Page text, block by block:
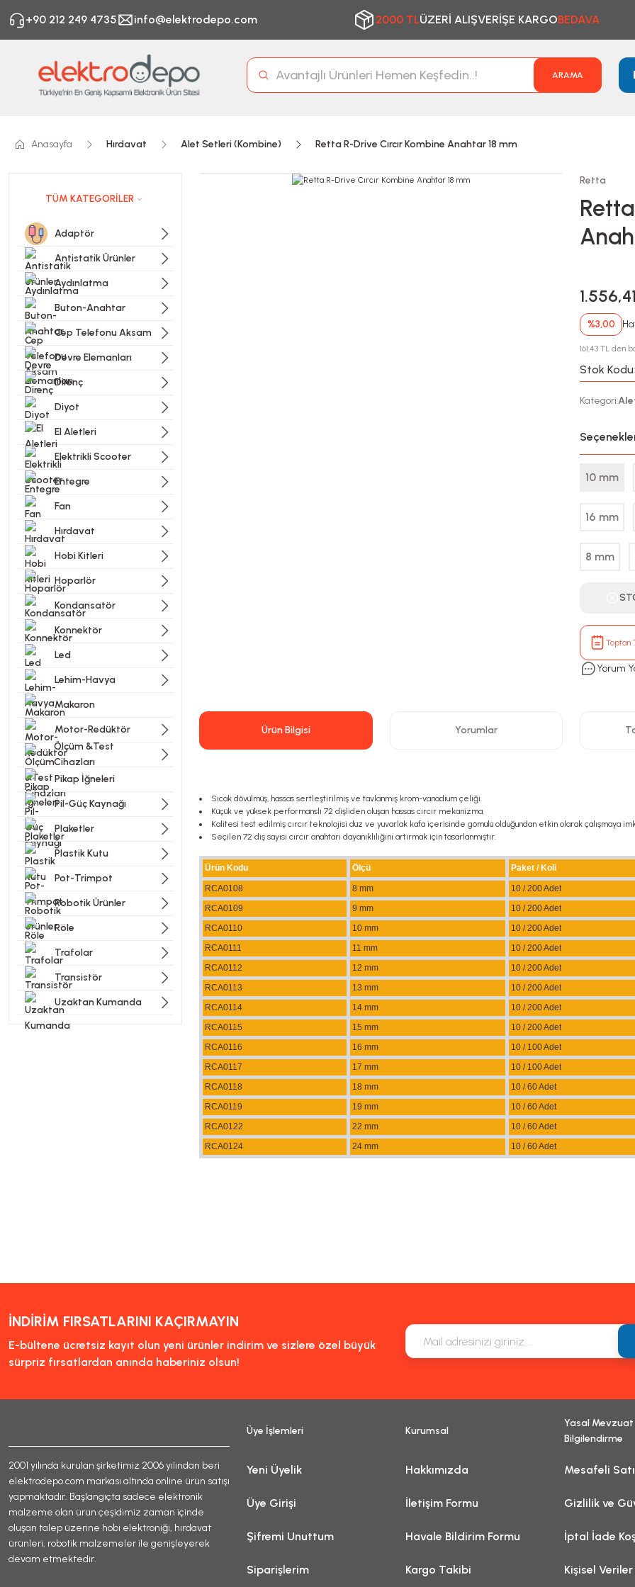
+90 212 249 4735 info@elektrodepo.com 2000 TLÜZERİ ALIŞVERİŞE KARGOBEDAVA
ARAMA
Anasayfa Hırdavat Alet Setleri (Kombine) Retta R-Drive Cırcır Kombine Anahtar 18 mm
TÜM KATEGORİLER
Adaptör
Antistatik Ürünler
Aydınlatma
Buton-Anahtar
Cep Telefonu Aksam
Devre Elemanları
Direnç
Diyot
El Aletleri
Elektrikli Scooter
Entegre
Fan
Hırdavat
Hobi Kitleri
Hoparlör
Kondansatör
Konnektör
Led
Lehim-Havya
Makaron
Motor-Redüktör
Ölçüm &Test
Cihazları
Pikap İğneleri
Pil-Güç Kaynağı
Plaketler
Plastik Kutu
Pot-Trimpot
Robotik Ürünler
Röle
Trafolar
Transistör
Uzaktan Kumanda
Retta
%3,00
161,43 TL den
Stok Kodu:
Kategori:
10 mm
16 mm
8 mm
Toptan
Yorum
Ürün Bilgisi Yorumlar
Sıcak dövülmüş, hassas sertleştirilmiş ve tavlanmış krom-vanadium çeliği.
Küçük ve yüksek performanslı 72 dişliden oluşan hassas cırcır mekanizma.
Kalitesi test edilmiş cırcır teknolojisi düz ve yuvarlak kafa içerisinde gömülü olduğundan etkin olarak çalışmaya
Seçilen 72 diş sayısı cırcır anahtarı dayanıklılığını artırmak için tasarlanmıştır.
Ürün Kodu Ölçü Paket / Koli
RCA0108 8 mm
10 / 200 Adet
RCA0109
9 mm
10 / 200 Adet
RCA0110
10 mm
10 / 200 Adet
RCA0111
11 mm
10 / 200 Adet
RCA0112
12 mm
10 / 200 Adet
RCA0113
13 mm
10 / 200 Adet
RCA0114
14 mm
10 / 200 Adet
RCA0115
15 mm
10 / 200 Adet
RCA0116
16 mm
10 / 100 Adet
RCA0117
17 mm
10 / 100 Adet
RCA0118
18 mm
10 / 60 Adet
RCA0119
19 mm
10 / 60 Adet
RCA0122
22 mm
10 / 60 Adet
RCA0124
24 mm 10 / 60 Adet
Ürün fiyatı diğer sitelerden daha pahalı.
İNDİRİM FIRSATLARINI KAÇIRMAYIN
E-bültene ücretsiz kayıt olun yeni ürünler indirim ve sizlere özel büyük
sürpriz fırsatlardan anında haberiniz olsun!
2001 yılında kurulan şirketimiz 2006 yılından beri
elektrodepo.com markası altında online ürün satışı
yapmaktadır. Başlangıçta sadece elektronik
malzeme olan ürün çeşidimiz zaman içinde
oluşan talep üzerine hobi elektroniği, hırdavat
ürünleri, robotik malzemeler ile genişleyerek
devam etmektedir.
Üye İşlemleri
Yeni Üyelik
Üye Girişi
Şifremi Unuttum
Siparişlerim
Kurumsal
Hakkımızda
İletişim Formu
Havale Bildirim Formu
Kargo Takibi
Yasal Mevzuat
Bilgilendirme
Mesafeli
Gizlilik ve
İptal İade
Kişisel Veriler